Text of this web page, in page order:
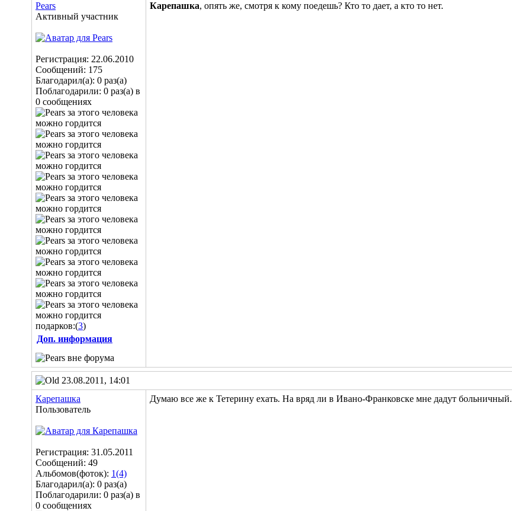
Pears
Активный участник
Регистрация: 22.06.2010
Сообщений: 175
Благодарил(а): 0 раз(а)
Поблагодарили: 0 раз(а) в
0 сообщениях
подарков:(3)
Доп. информация
Карепашка, опять же, смотря к кому поедешь? Кто то дает, а кто то нет.
23.08.2011, 14:01
Карепашка
Пользователь
Регистрация: 31.05.2011
Сообщений: 49
Альбомов(фоток): 1(4)
Благодарил(а): 0 раз(а)
Поблагодарили: 0 раз(а) в
0 сообщениях
Думаю все же к Тетерину ехать. На вряд ли в Ивано-Франковске мне дадут больничный.